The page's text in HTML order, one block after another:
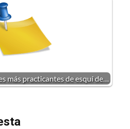
más practicantes de esquí de…